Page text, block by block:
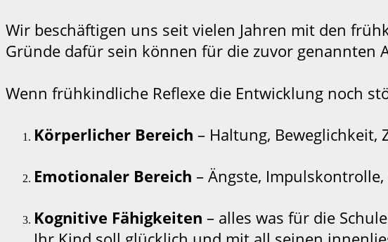
Wir beschäftigen uns seit vielen Jahren mit den
Gründe dafür sein können für die zuvor genannten
Wenn frühkindliche Reflexe die Entwicklung noch
Körperlicher Bereich – Haltung,
Emotionaler Bereich – Ängste,
Kognitive Fähigkeiten – alles was für die